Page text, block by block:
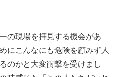
の現場を拝見する機会があ
にこんなにも危険を顧みず人
のかと大変衝撃を受けまし